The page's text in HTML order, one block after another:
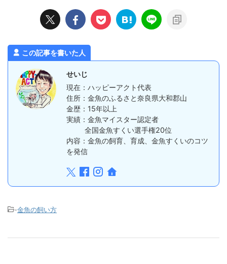
この記事を書いた人
せいじ
現在：ハッピーアクト代表
住所：金魚のふるさと奈良県大和郡山
金歴：15年以上
実績：金魚マイスター認定者
全国金魚すくい選手権20位
内容：金魚の飼育、育成、金魚すくいのコツ
を発信
-金魚の飼い方